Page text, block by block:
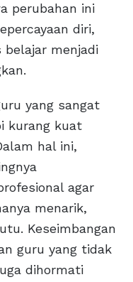
perubahan ini
diri,
menjadi
yang sangat
kurang kuat
hal ini,
agar
menarik,
Keseimbangan
guru yang tidak
dihormati